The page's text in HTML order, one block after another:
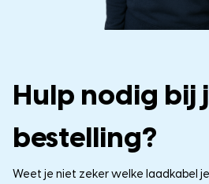
Hulp nodig bij
bestelling?
Weet je niet zeker welke laadkabel